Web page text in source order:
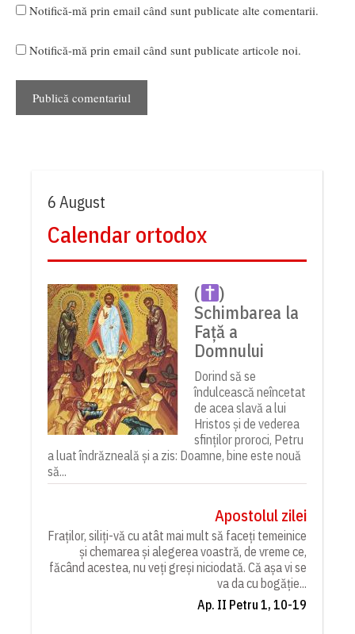
Notifică-mă prin email când sunt publicate alte comentarii.
Notifică-mă prin email când sunt publicate articole noi.
6 August
Calendar ortodox
(
)
Schimbarea la
Față a
Domnului
Dorind să se
îndulcească neîncetat
de acea slavă a lui
Hristos și de vederea
sfinților proroci, Petru
a luat îndrăzneală și a zis: Doamne, bine este nouă
să...
Apostolul zilei
Fraților, siliți-vă cu atât mai mult să faceți temeinice
și chemarea și alegerea voastră, de vreme ce,
făcând acestea, nu veți greși niciodată. Că așa vi se
va da cu bogăție...
Ap. II Petru 1, 10-19